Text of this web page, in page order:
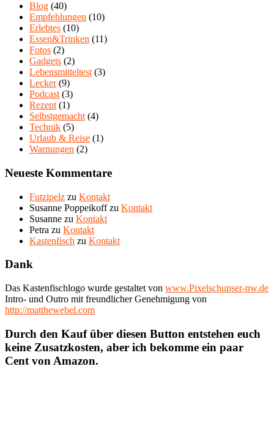
Blog (40)
Empfehlungen (10)
Erlebtes (10)
Essen&Trinken (11)
Fotos (2)
Gadgets (2)
Lebensmitteltest (3)
Lecker(9)
Podcast (3)
Rezept (1)
Selbstgemacht (4)
Technik (5)
Urlaub & Reise (1)
Warnungen (2)
Neueste Kommentare
Futzipelz zu Kontakt
Susanne Poppeikoffzu Kontakt
Susanne zu Kontakt
Petra zu Kontakt
Kastenfisch zu Kontakt
Dank
Das Kastenfischlogo wurde gestaltet von www.Pixelschupser-nw.de
Intro- und Outro mit freundlicher Genehmigung von
http://matthewebel.com
Durch den Kauf über diesen Button entstehen euch
keine Zusatzkosten, aber ich bekomme ein paar
Cent von Amazon.